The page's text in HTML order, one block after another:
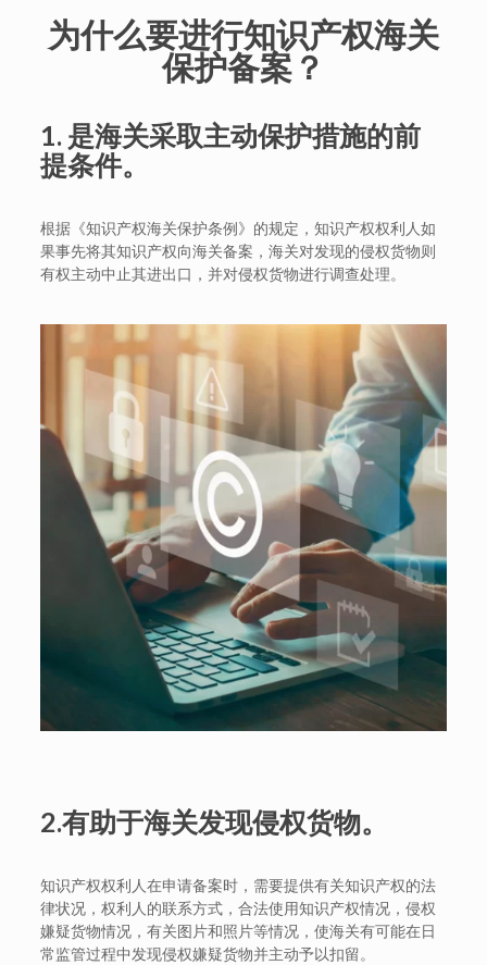
为什么要进行知识产权海关
保护备案？
1. 是海关采取主动保护措施的前
提条件。
根据《知识产权海关保护条例》的规定，知识产权权利人如
果事先将其知识产权向海关备案，海关对发现的侵权货物则
有权主动中止其进出口，并对侵权货物进行调查处理。
2.有助于海关发现侵权货物。
知识产权权利人在申请备案时，需要提供有关知识产权的法
律状况，权利人的联系方式，合法使用知识产权情况，侵权
嫌疑货物情况，有关图片和照片等情况，使海关有可能在日
常监管过程中发现侵权嫌疑货物并主动予以扣留。